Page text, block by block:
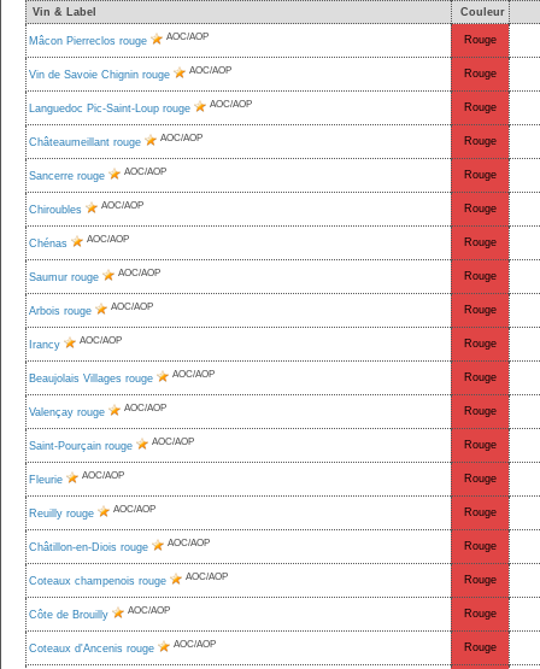
Vin & Label Couleur
Mâcon Pierreclos rouge AOC/AOP Rouge
Vin de Savoie Chignin rouge AOC/AOP Rouge
Languedoc Pic-Saint-Loup rouge AOC/AOP Rouge
Châteaumeillant rouge AOC/AOP Rouge
Sancerre rouge AOC/AOP Rouge
Chiroubles AOC/AOP Rouge
Chénas AOC/AOP Rouge
Saumur rouge AOC/AOP Rouge
Arbois rouge AOC/AOP Rouge
Irancy AOC/AOP Rouge
Beaujolais Villages rouge AOC/AOP Rouge
Valençay rouge AOC/AOP Rouge
Saint-Pourçain rouge AOC/AOP Rouge
Fleurie AOC/AOP Rouge
Reuilly rouge AOC/AOP Rouge
Châtillon-en-Diois rouge AOC/AOP Rouge
Coteaux champenois rouge AOC/AOP Rouge
Côte de Brouilly AOC/AOP Rouge
Coteaux d'Ancenis rouge AOC/AOP Rouge